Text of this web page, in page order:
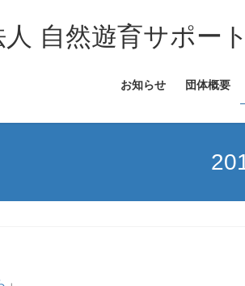
自然遊育サポー
お知らせ 団体概要